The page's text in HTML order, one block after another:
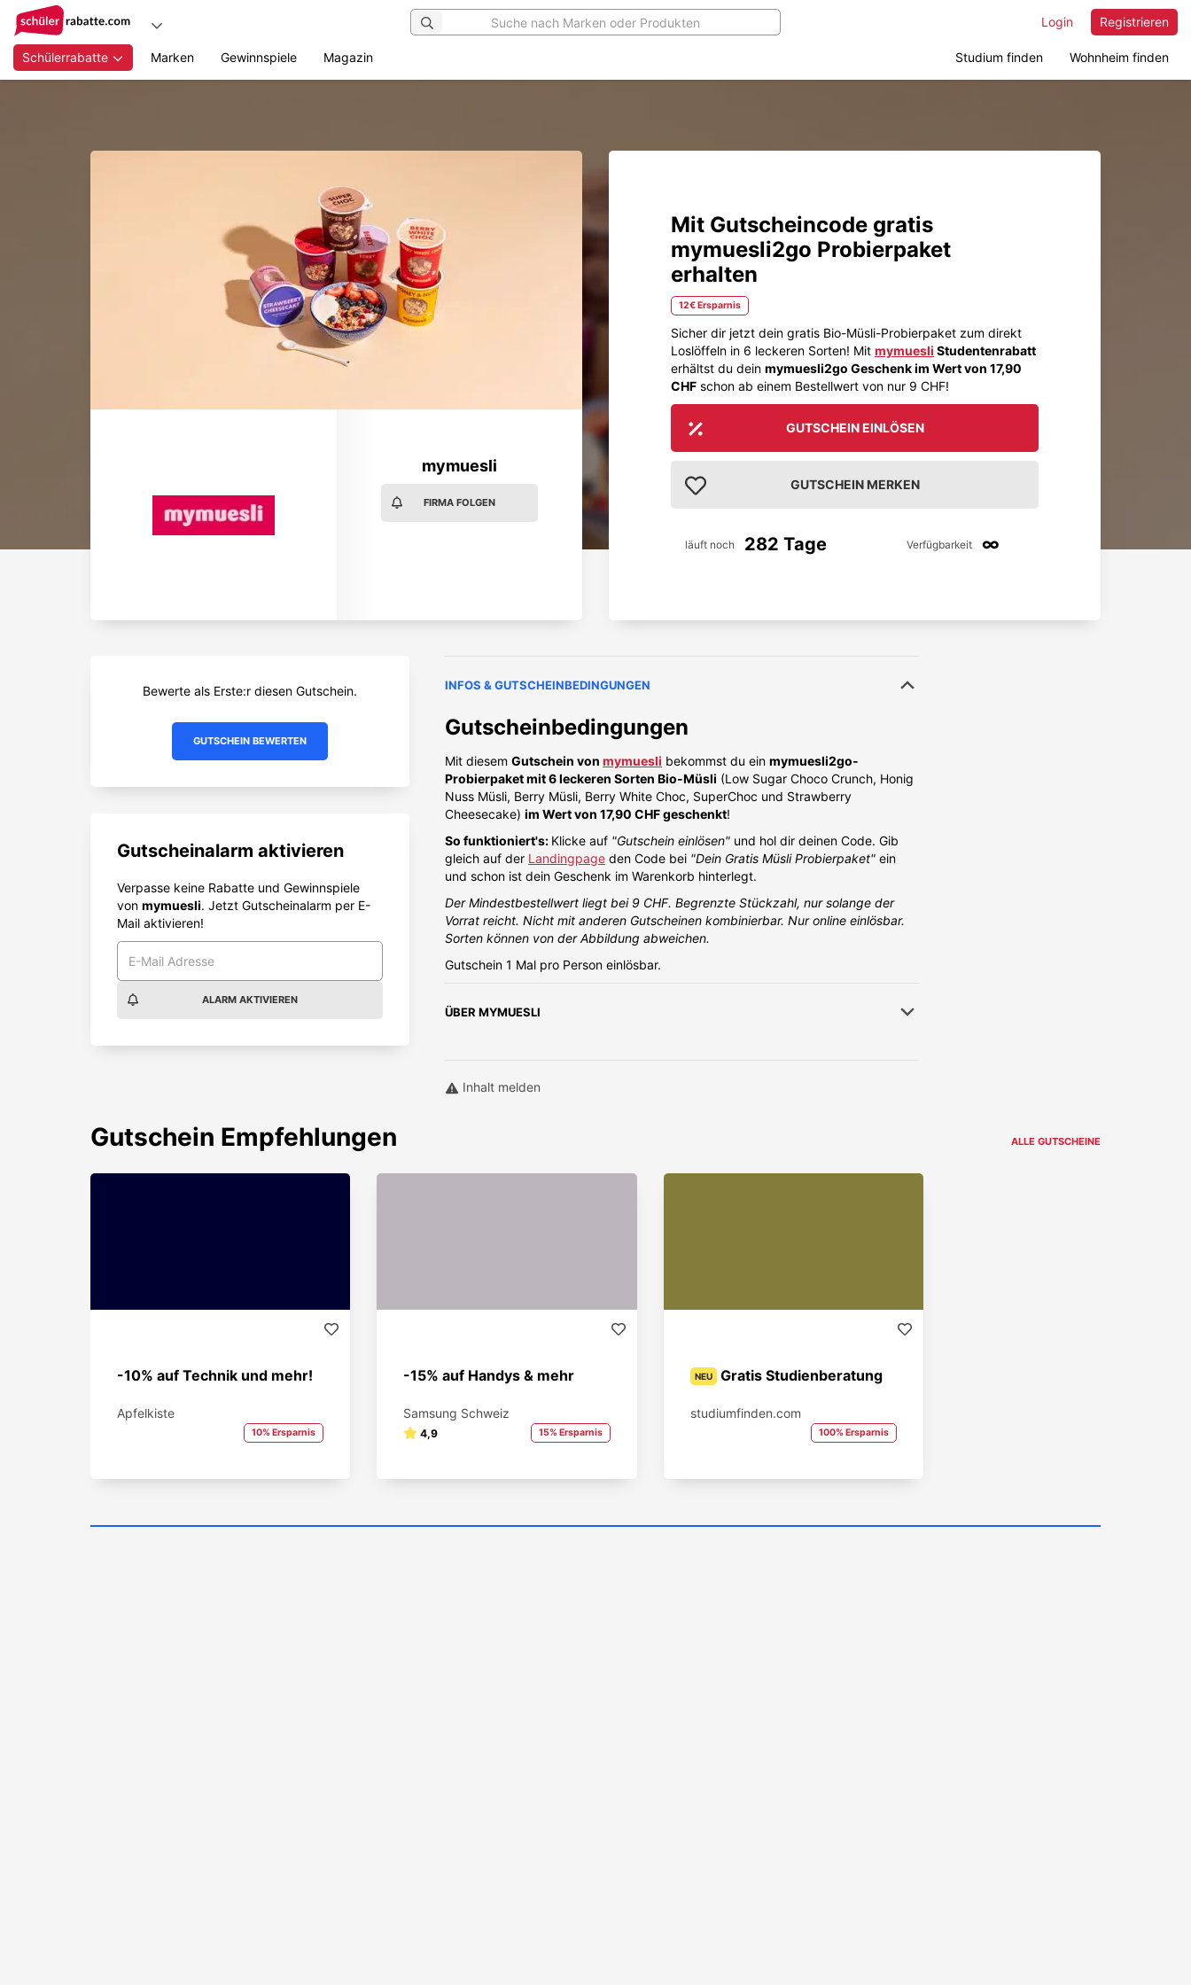
Registrieren
Login
Schülerrabatte Marken Gewinnspiele Magazin Studium finden Wohnheim finden
mymuesli
FIRMA FOLGEN
Mit Gutscheincode gratis
mymuesli2go Probierpaket
erhalten
12€ Ersparnis
Sicher dir jetzt dein gratis Bio-Müsli-Probierpaket zum direkt
Loslöffeln in 6 leckeren Sorten! Mit mymuesli Studentenrabatt
erhältst du dein mymuesli2go Geschenk im Wert von 17,90
CHF schon ab einem Bestellwert von nur 9 CHF!
GUTSCHEIN EINLÖSEN
GUTSCHEIN MERKEN
läuft noch 282 Tage Verfügbarkeit ∞
INFOS & GUTSCHEINBEDINGUNGEN
Gutscheinbedingungen
Mit diesem Gutschein von mymuesli bekommst du ein mymuesli2go-
Probierpaket mit 6 leckeren Sorten Bio-Müsli (Low Sugar Choco Crunch, Honig
Nuss Müsli, Berry Müsli, Berry White Choc, SuperChoc und Strawberry
Cheesecake) im Wert von 17,90 CHF geschenkt!
So funktioniert's: Klicke auf "Gutschein einlösen" und hol dir deinen Code. Gib
gleich auf der Landingpage den Code bei "Dein Gratis Müsli Probierpaket" ein
und schon ist dein Geschenk im Warenkorb hinterlegt.
Der Mindestbestellwert liegt bei 9 CHF. Begrenzte Stückzahl, nur solange der
Vorrat reicht. Nicht mit anderen Gutscheinen kombinierbar. Nur online einlösbar.
Sorten können von der Abbildung abweichen.
Gutschein 1 Mal pro Person einlösbar.
ÜBER MYMUESLI
Inhalt melden
Bewerte als Erste:r diesen Gutschein.
GUTSCHEIN BEWERTEN
Gutscheinalarm aktivieren
Verpasse keine Rabatte und Gewinnspiele
von mymuesli. Jetzt Gutscheinalarm per E-
Mail aktivieren!
ALARM AKTIVIEREN
Gutschein Empfehlungen ALLE GUTSCHEINE
-10% auf Technik und mehr!
Apfelkiste
10% Ersparnis
-15% auf Handys & mehr
Samsung Schweiz
4,9 15% Ersparnis
NEU Gratis Studienberatung
studiumfinden.com
100% Ersparnis